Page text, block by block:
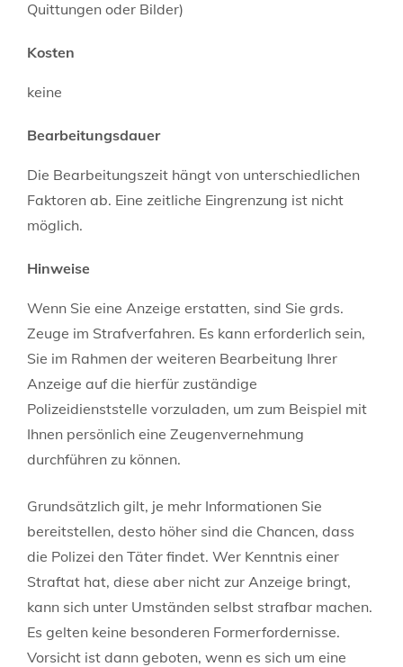
Quittungen oder Bilder)
Kosten
keine
Bearbeitungsdauer
Die Bearbeitungszeit hängt von unterschiedlichen
Faktoren ab. Eine zeitliche Eingrenzung ist nicht
möglich.
Hinweise
Wenn Sie eine Anzeige erstatten, sind Sie grds.
Zeuge im Strafverfahren. Es kann erforderlich sein,
Sie im Rahmen der weiteren Bearbeitung Ihrer
Anzeige auf die hierfür zuständige
Polizeidienststelle vorzuladen, um zum Beispiel mit
Ihnen persönlich eine Zeugenvernehmung
durchführen zu können.
Grundsätzlich gilt, je mehr Informationen Sie
bereitstellen, desto höher sind die Chancen, dass
die Polizei den Täter findet. Wer Kenntnis einer
Straftat hat, diese aber nicht zur Anzeige bringt,
kann sich unter Umständen selbst strafbar machen.
Es gelten keine besonderen Formerfordernisse.
Vorsicht ist dann geboten, wenn es sich um eine